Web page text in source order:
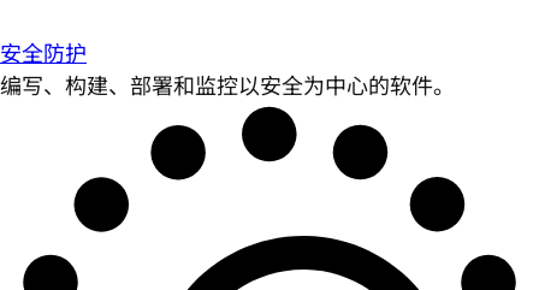
安全防护
编写、构建、部署和监控以安全为中心的软件。